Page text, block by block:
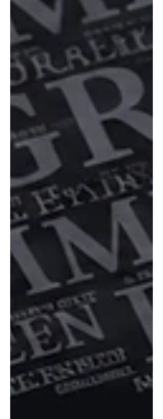
үүр цайхын өмнөх цагт, энгийн нүдээр ажиглахыг
зөвлөж байна. Персеидийн солирын бороо нь
Swift–Tuttle